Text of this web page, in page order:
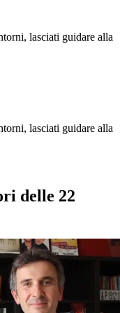
lasciati guidare alla
lasciati guidare alla
delle 22